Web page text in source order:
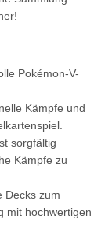
Pokémon-V-
Kämpfe und
sorgfältig
Kämpfe zu
Decks zum
mit hochwertigen